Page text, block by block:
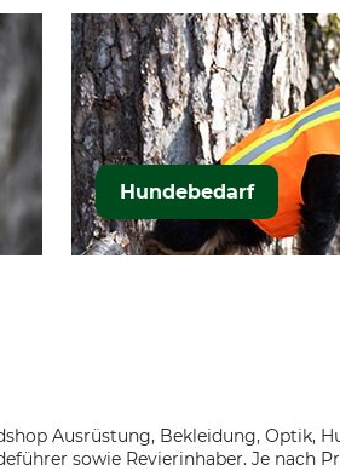
Hundebedarf
Ausrüstung, Bekleidung, Optik,
sowie Revierinhaber. Je